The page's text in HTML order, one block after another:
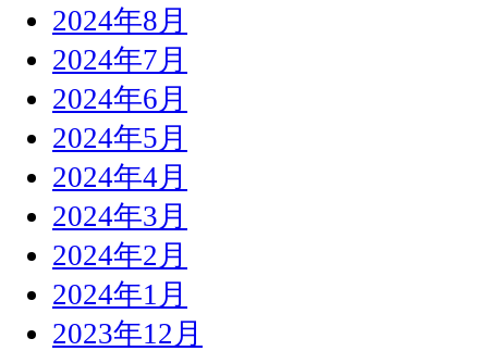
2024年8月
2024年7月
2024年6月
2024年5月
2024年4月
2024年3月
2024年2月
2024年1月
2023年12月